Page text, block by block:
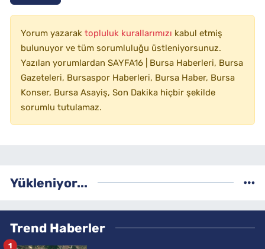
Yorum yazarak topluluk kurallarımızı kabul etmiş
bulunuyor ve tüm sorumluluğu üstleniyorsunuz.
Yazılan yorumlardan SAYFA16 | Bursa Haberleri, Bursa
Gazeteleri, Bursaspor Haberleri, Bursa Haber, Bursa
Konser, Bursa Asayiş, Son Dakika hiçbir şekilde
sorumlu tutulamaz.
Yükleniyor...
Trend Haberler
1